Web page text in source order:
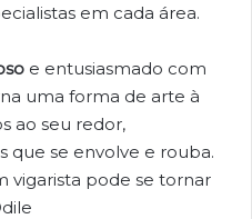
em cada área.
e entusiasmado com
uma forma de arte à
ao seu redor,
que se envolve e rouba.
vigarista pode se tornar